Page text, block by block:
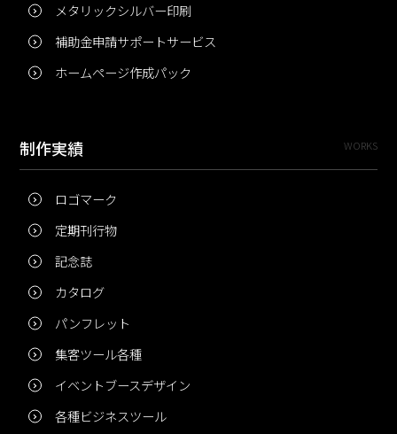
メタリックシルバー印刷
補助金申請サポートサービス
ホームページ作成パック
制作実績 WORKS
ロゴマーク
定期刊行物
記念誌
カタログ
パンフレット
集客ツール各種
イベントブースデザイン
各種ビジネスツール